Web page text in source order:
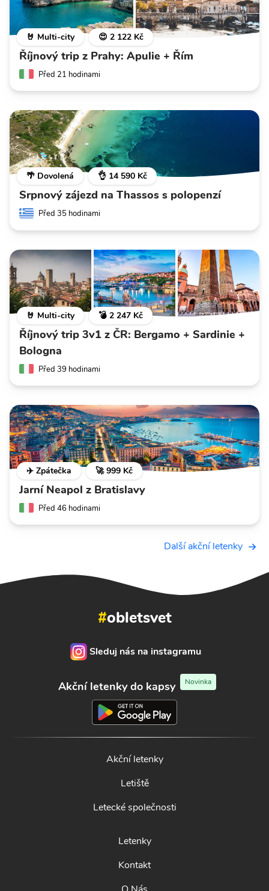
🤘 Multi-city 😍 2 122 Kč
Říjnový trip z Prahy: Apulie + Řím
Před 21 hodinami
🌴 Dovolená 👌 14 590 Kč
Srpnový zájezd na Thassos s polopenzí
Před 35 hodinami
🤘 Multi-city 💣 2 247 Kč
Říjnový trip 3v1 z ČR: Bergamo + Sardinie +
Bologna
Před 39 hodinami
✈️ Zpátečka 🚀 999 Kč
Jarní Neapol z Bratislavy
Před 46 hodinami
Další akční letenky
#obletsvet
Sleduj nás na instagramu
Akční letenky do kapsy Novinka
Akční letenky
Letiště
Letecké společnosti
Letenky
Kontakt